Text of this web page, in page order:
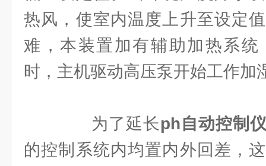
热风，使室内温度上升至设定
难，本装置加有辅助加热系
时，主机驱动高压泵开始工作加
为了延长ph自动控制
的控制系统内均置内外回差，